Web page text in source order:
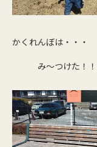
かくれんぼは・・・
み～つけた！！